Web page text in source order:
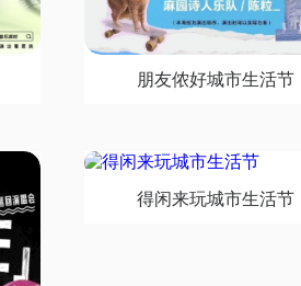
朋友侬好城市生活节
得闲来玩城市生活节